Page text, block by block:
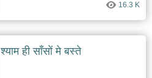
16.3 K
श्याम ही साँसों मे बस्ते